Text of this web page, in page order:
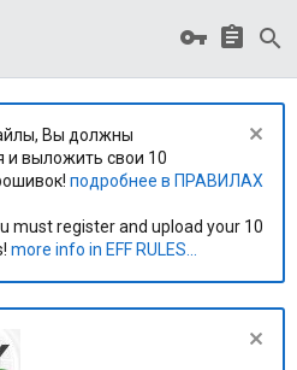
Вы должны
и выложить свои 10
подробнее в ПРАВИЛАХ
must register and upload your 10
more info in EFF RULES...